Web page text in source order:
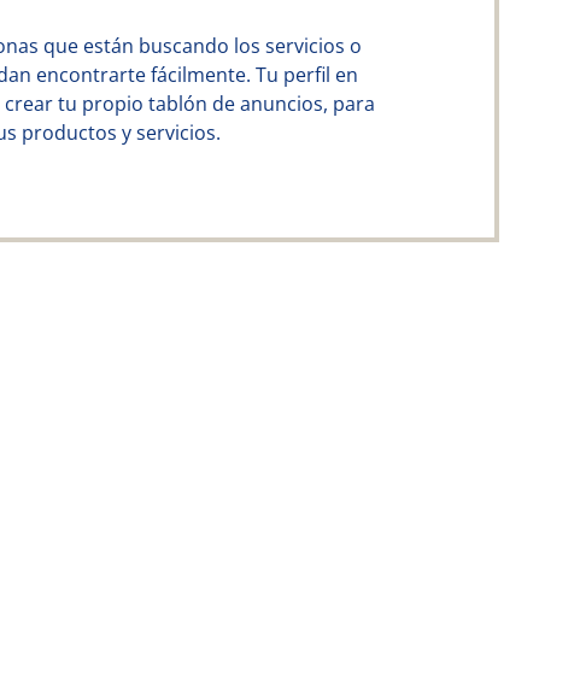
que están buscando los servicios o
encontrarte fácilmente. Tu perfil en
tu propio tablón de anuncios, para
productos y servicios.